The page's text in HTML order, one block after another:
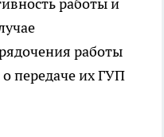
работы
о передаче их ГУП